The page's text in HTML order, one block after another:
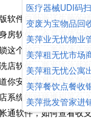
软件自助激活失败的
串号 发给客服激活，
两种
房软件，会员充值如
始自动计算会员到期
这个接口，美萍酒店
？
店软件，要发送这些
设置的？
你安装的是盗版美萍
示时，您购买的一定
系统能对接携程平台
获取携程平台上的商
通软件，如何查看收
医疗器械UDI码
变废为宝物品回
美萍业无忧物业
美萍租无忧市场
美萍租无忧公寓
美萍餐饮点餐收
美萍批发管家进